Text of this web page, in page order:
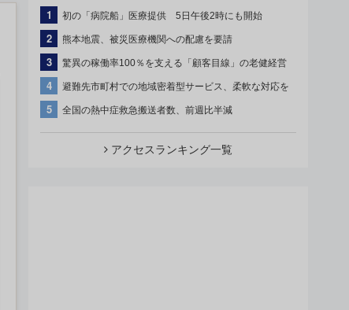
1 初の「病院船」医療提供 5日午後2時にも開始
2 熊本地震、被災医療機関への配慮を要請
3 驚異の稼働率100％を支える「顧客目線」の老健経営
4 避難先市町村での地域密着型サービス、柔軟な対応を
5 全国の熱中症救急搬送者数、前週比半減
アクセスランキング一覧